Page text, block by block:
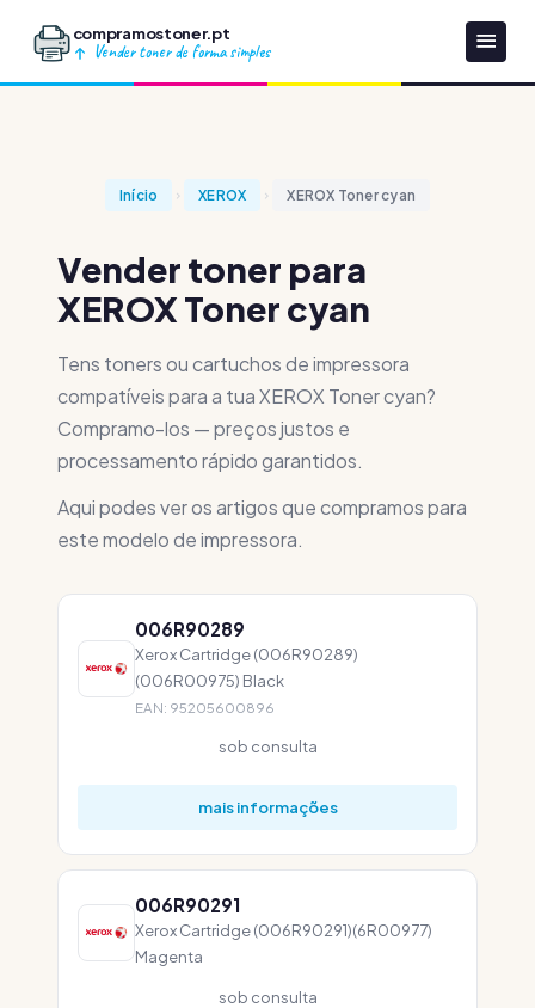
compramostoner.pt
Vender toner de forma simples
Início XEROX XEROX Toner cyan
Vender toner para
XEROX Toner cyan
Tens toners ou cartuchos de impressora
compatíveis para a tua XEROX Toner cyan?
Compramo-los — preços justos e
processamento rápido garantidos.
Aqui podes ver os artigos que compramos para
este modelo de impressora.
006R90289
Xerox Cartridge (006R90289)
(006R00975) Black
EAN: 95205600896
sob consulta
mais informações
006R90291
Xerox Cartridge (006R90291)(6R00977)
Magenta
sob consulta